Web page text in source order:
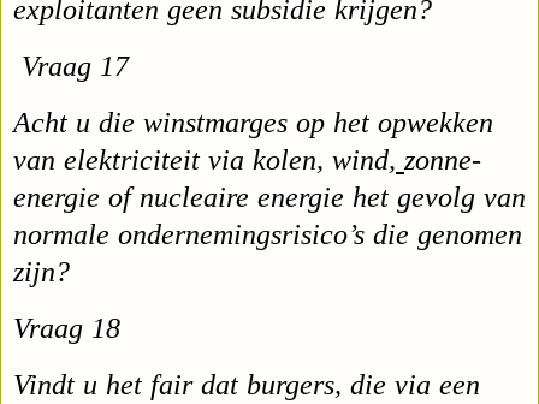
exploitanten geen subsidie krijgen?
Vraag 17
Acht u die winstmarges op het opwekken
van elektriciteit via kolen, wind, zonne-
energie of nucleaire energie het gevolg van
normale ondernemingsrisico’s die genomen
zijn?
Vraag 18
Vindt u het fair dat burgers, die via een